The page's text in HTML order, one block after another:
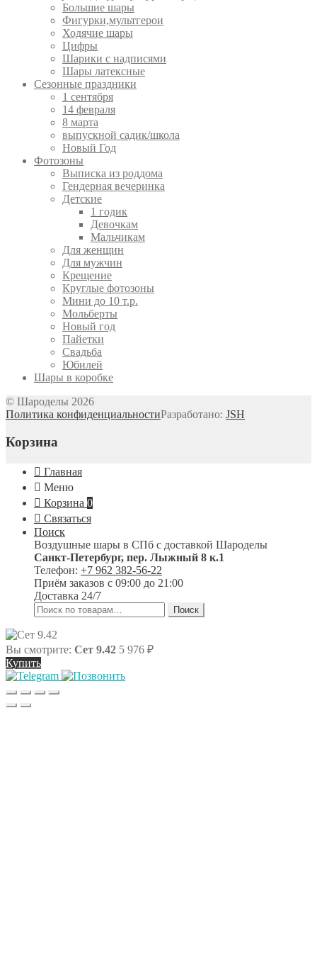
Большие шары
Фигурки,мультгерои
Ходячие шары
Цифры
Шарики с надписями
Шары латексные
Сезонные праздники
1 сентября
14 февраля
8 марта
выпускной садик/школа
Новый Год
Фотозоны
Выписка из роддома
Гендерная вечеринка
Детские
1 годик
Девочкам
Мальчикам
Для женщин
Для мужчин
Крещение
Круглые фотозоны
Мини до 10 т.р.
Мольберты
Новый год
Пайетки
Свадьба
Юбилей
Шары в коробке
© Шароделы 2026
Политика конфиденциальностиРазработано: JSH
Корзина
Главная
Меню
Корзина 0
Связаться
Поиск
Воздушные шары в СПб с доставкой Шароделы
Санкт-Петербург, пер. Лыжный 8 к.1
Телефон: +7 962 382-56-22
Приём заказов с 09:00 до 21:00
Доставка 24/7
Искать:
Поиск
Вы смотрите: Сет 9.42 5 976 ₽
Купить